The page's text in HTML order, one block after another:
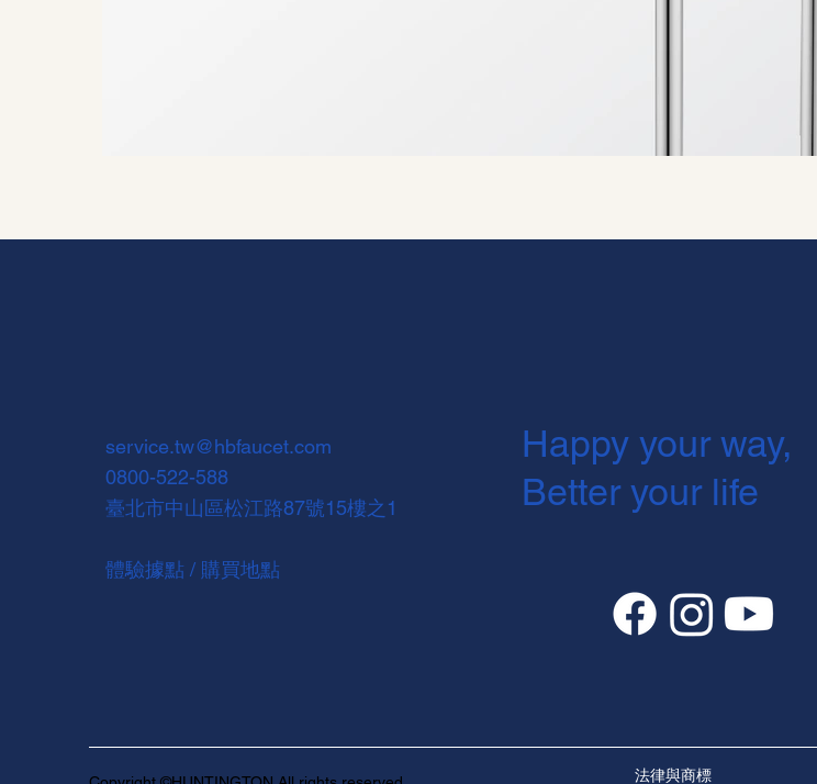
service.tw@hbfaucet.com
0800-522-588
臺北市中山區松江路87號15樓之1
體驗據點 / 購買地點
Happy your way,
Better your life
法律與商標